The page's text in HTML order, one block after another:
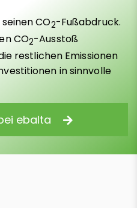
CO2-Fußabdruck.
CO2-Ausstoß
restlichen Emissionen
in sinnvolle
ebalta